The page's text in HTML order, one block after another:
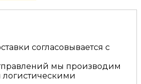
согласовывается с
мы производим